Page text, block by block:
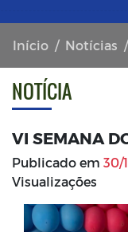
Início Notícias
NOTÍCIA
VI SEMANA
Publicado em 30/
Visualizações